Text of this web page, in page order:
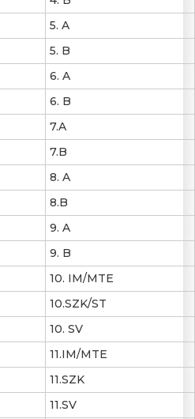
5. A
5. B
6. A
6. B
7.A
7.B
8. A
8.B
9. A
9. B
10. IM/MTE
10.SZK/ST
10. SV
11.IM/MTE
11.SZK
11.SV